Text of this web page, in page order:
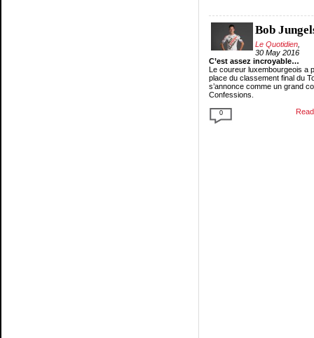
Bob
Le Quotidien
30 May 2016
C’est assez incroyable…
Le coureur luxembourgeois a
place du classement final du
s’annonce comme un grand
Confessions.
0